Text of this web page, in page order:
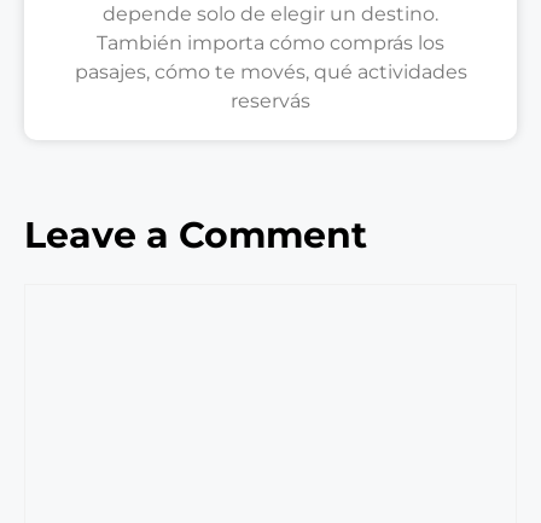
depende solo de elegir un destino.
También importa cómo comprás los
pasajes, cómo te movés, qué actividades
reservás
Leave a Comment